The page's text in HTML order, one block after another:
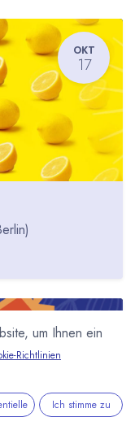
OKT
17
)
OKT
um Ihnen ein
Richtlinien
Ich stimme zu